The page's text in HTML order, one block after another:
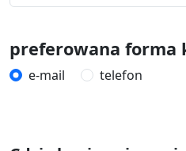
preferowana forma
e-mail
telefon